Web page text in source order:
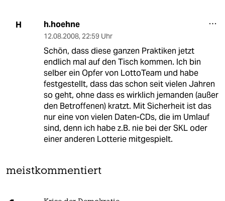
H h.hoehne
12.08.2008, 22:59 Uhr
Schön, dass diese ganzen Praktiken jetzt
endlich mal auf den Tisch kommen. Ich bin
selber ein Opfer von LottoTeam und habe
festgestellt, dass das schon seit vielen Jahren
so geht, ohne dass es wirklich jemanden (außer
den Betroffenen) kratzt. Mit Sicherheit ist das
nur eine von vielen Daten-CDs, die im Umlauf
sind, denn ich habe z.B. nie bei der SKL oder
einer anderen Lotterie mitgespielt.
meistkommentiert